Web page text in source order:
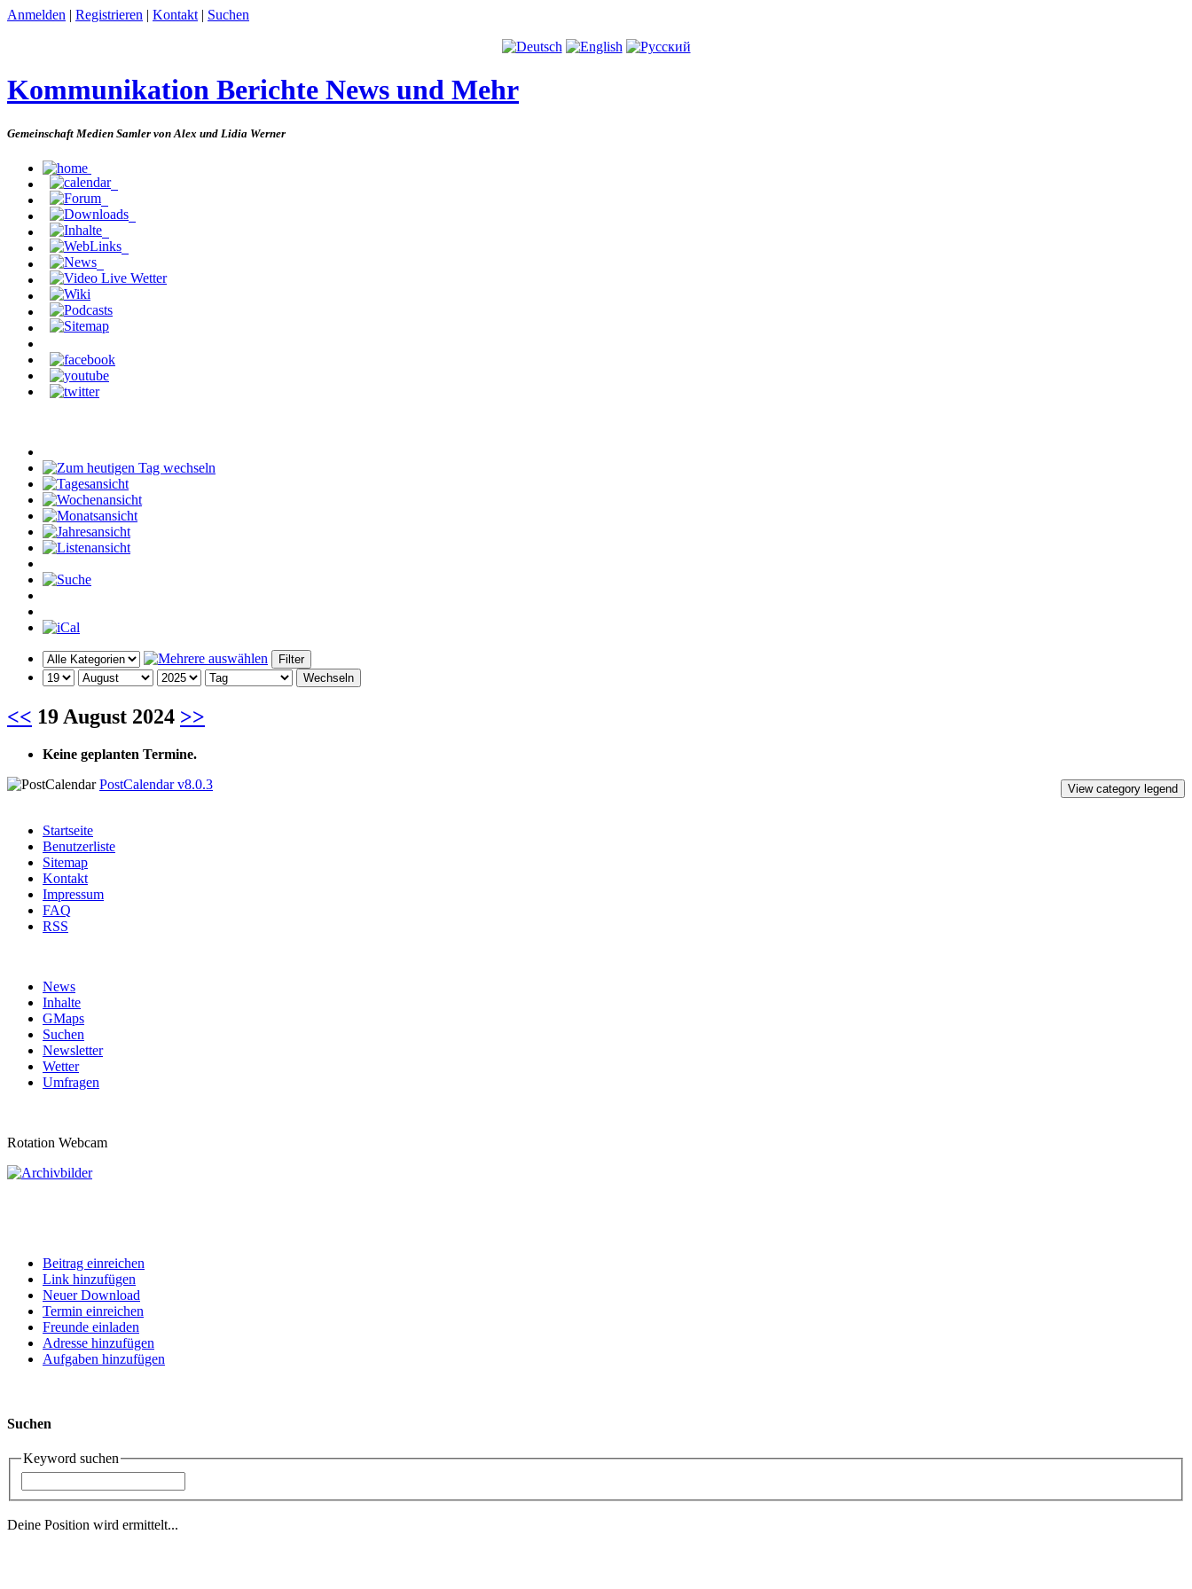
Anmelden | Registrieren | Kontakt | Suchen
Kommunikation Berichte News und Mehr
Gemeinschaft Medien Samler von Alex und Lidia Werner
<< 19 August 2024 >>
Keine geplanten Termine.
View category legend
PostCalendar v8.0.3
Startseite
Benutzerliste
Sitemap
Kontakt
Impressum
FAQ
RSS
News
Inhalte
GMaps
Suchen
Newsletter
Wetter
Umfragen
Rotation Webcam
Beitrag einreichen
Link hinzufügen
Neuer Download
Termin einreichen
Freunde einladen
Adresse hinzufügen
Aufgaben hinzufügen
Suchen
Keyword suchen
Deine Position wird ermittelt...